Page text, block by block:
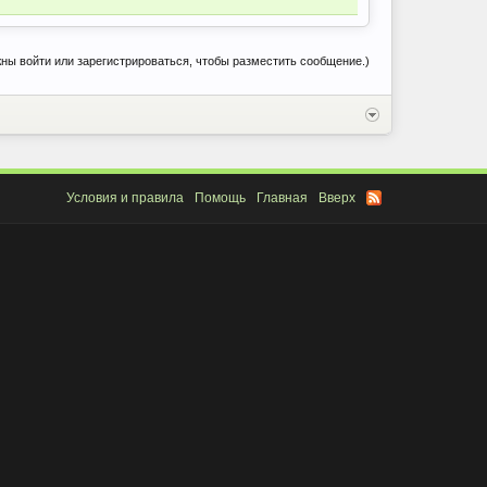
войти или зарегистрироваться, чтобы разместить сообщение.)
Условия и правила Помощь Главная Вверх